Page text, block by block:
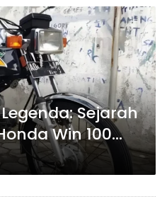
Sejarah
Win 100
Sebelum